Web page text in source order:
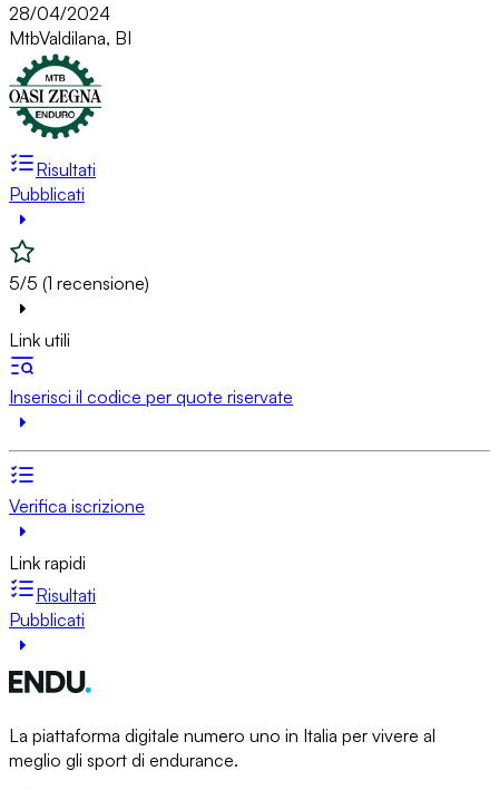
28/04/2024
MtbValdilana, BI
Risultati
Pubblicati
5/5 (1 recensione)
Link utili
Inserisci il codice per quote riservate
Verifica iscrizione
Link rapidi
Risultati
Pubblicati
La piattaforma digitale numero uno in Italia per vivere al
meglio gli sport di endurance.